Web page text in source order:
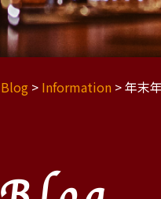
Blog > Information >年末